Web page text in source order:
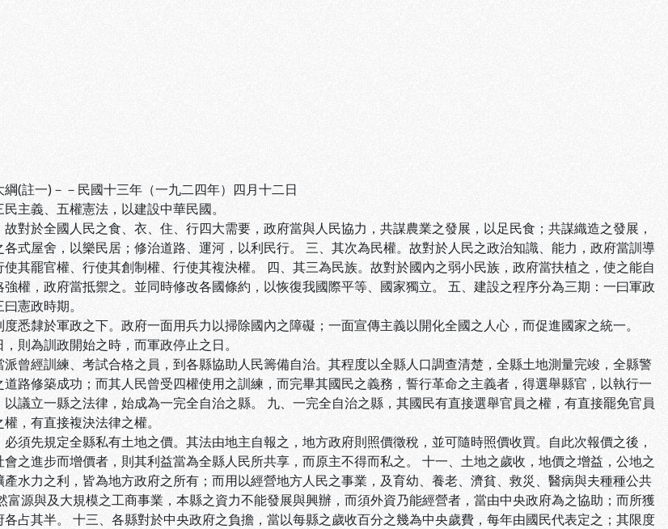
(註一)－－民國十三年（一九二四年）四月十二日
主義、五權憲法，以建設中華民國。
對於全國人民之食、衣、住、行四大需要，政府當與人民協力，共謀農業之發展，以足民食；共謀織造之發展，
式屋舍，以樂民居；修治道路、運河，以利民行。 三、其次為民權。故對於人民之政治知識、能力，政府當訓導
其罷官權、行使其創制權、行使其複決權。 四、其三為民族。故對於國內之弱小民族，政府當扶植之，使之能自
權，政府當抵禦之。並同時修改各國條約，以恢復我國際平等、國家獨立。 五、建設之程序分為三期：一曰軍政
憲政時期。
悉隸於軍政之下。政府一面用兵力以掃除國內之障礙；一面宣傳主義以開化全國之人心，而促進國家之統一。
則為訓政開始之時，而軍政停止之日。
曾經訓練、考試合格之員，到各縣協助人民籌備自治。其程度以全縣人口調查清楚，全縣土地測量完竣，全縣警
路修築成功；而其人民曾受四權使用之訓練，而完畢其國民之義務，誓行革命之主義者，得選舉縣官，以執行一
議立一縣之法律，始成為一完全自治之縣。 九、一完全自治之縣，其國民有直接選舉官員之權，有直接罷免官員
，有直接複決法律之權。
須先規定全縣私有土地之價。其法由地主自報之，地方政府則照價徵稅，並可隨時照價收買。自此次報價之後，
之進步而增價者，則其利益當為全縣人民所共享，而原主不得而私之。 十一、土地之歲收，地價之增益，公地之
水力之利，皆為地方政府之所有；而用以經營地方人民之事業，及育幼、養老、濟貧、救災、醫病與夫種種公共
富源與及大規模之工商事業，本縣之資力不能發展與興辦，而須外資乃能經營者，當由中央政府為之協助；而所獲
占其半。 十三、各縣對於中央政府之負擔，當以每縣之歲收百分之幾為中央歲費，每年由國民代表定之；其限度